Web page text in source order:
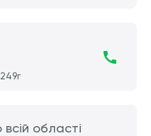
області